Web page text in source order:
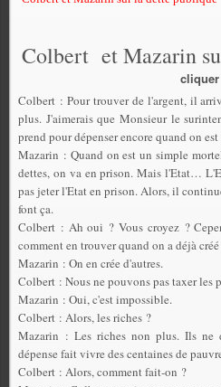
Colbert et Mazarin
cliquer
Colbert : Pour trouver de l'argent, il
plus. J'aimerais que Monsieur le
prend pour dépenser encore quand on
Mazarin : Quand on est un simple
dettes, on va en prison. Mais l'Etat…
pas jeter l'Etat en prison. Alors, il
font ça.
Colbert : Ah oui ? Vous croyez ?
comment en trouver quand on a déjà
Mazarin : On en crée d'autres.
Colbert : Nous ne pouvons pas taxer les
Mazarin : Oui, c'est impossible.
Colbert : Alors, les riches ?
Mazarin : Les riches non plus. Ils ne
dépense fait vivre des cen­taines de
Colbert : Alors, comment fait-on ?